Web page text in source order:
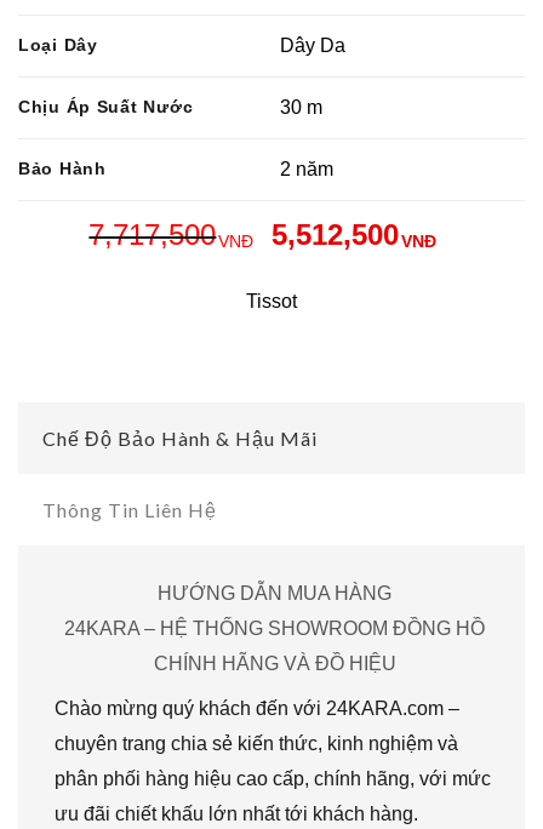
Loại Dây Dây Da
Chịu Áp Suất Nước 30 m
Bảo Hành 2 năm
7,717,500VNĐ 5,512,500VNĐ
Tissot
Chế Độ Bảo Hành & Hậu Mãi
Thông Tin Liên Hệ
HƯỚNG DẪN MUA HÀNG
24KARA – HỆ THỐNG SHOWROOM ĐỒNG HỒ
CHÍNH HÃNG VÀ ĐỒ HIỆU
Chào mừng quý khách đến với 24KARA.com –
chuyên trang chia sẻ kiến thức, kinh nghiệm và
phân phối hàng hiệu cao cấp, chính hãng, với mức
ưu đãi chiết khấu lớn nhất tới khách hàng.